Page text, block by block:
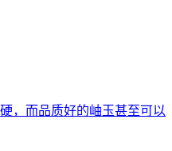
，而品质好的岫玉甚至可以